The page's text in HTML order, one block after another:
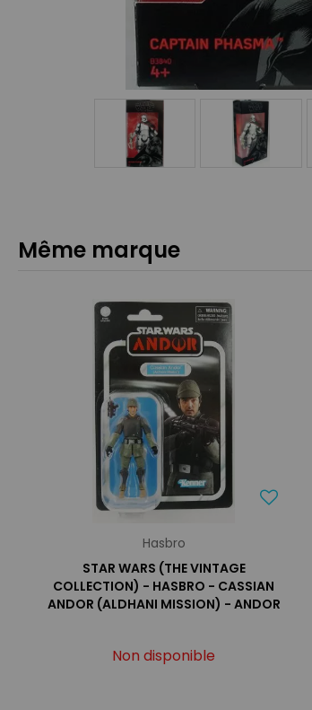
Même marque
Hasbro
STAR WARS (THE VINTAGE
COLLECTION) - HASBRO - CASSIAN
ANDOR (ALDHANI MISSION) - ANDOR
Non disponible